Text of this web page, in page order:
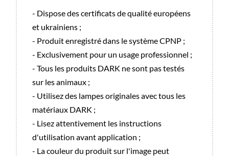
- Dispose des certificats de qualité européens
et ukrainiens ;
- Produit enregistré dans le système CPNP ;
- Exclusivement pour un usage professionnel ;
- Tous les produits DARK ne sont pas testés
sur les animaux ;
- Utilisez des lampes originales avec tous les
matériaux DARK ;
- Lisez attentivement les instructions
d'utilisation avant application ;
- La couleur du produit sur l'image peut